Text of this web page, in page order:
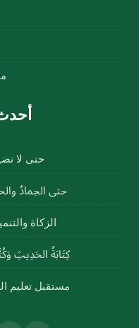
حتى لا
حتى الجمادُ
الزكاة
كِتَابَةُ الحَدِيثِ
مستقبل تعليم